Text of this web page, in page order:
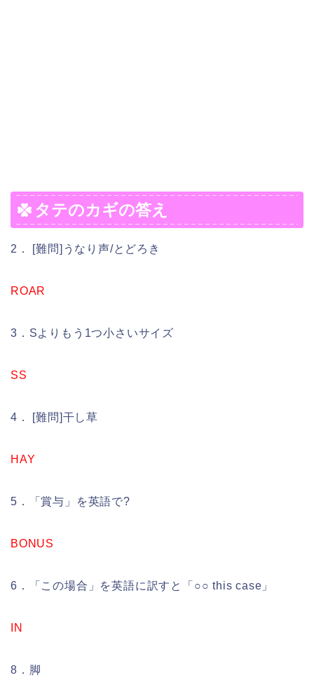
タテのカギの答え
2． [難問]うなり声/とどろき
ROAR
3．Sよりもう1つ小さいサイズ
SS
4． [難問]干し草
HAY
5．「賞与」を英語で?
BONUS
6．「この場合」を英語に訳すと「○○ this case」
IN
8．脚